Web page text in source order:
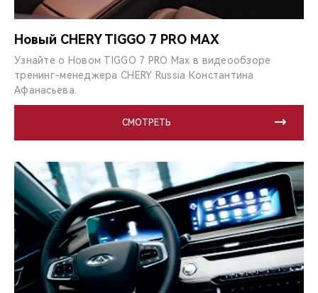
Новый CHERY TIGGO 7 PRO MAX
Узнайте о Новом TIGGO 7 PRO Max в видеообзоре
тренинг-менеджера CHERY Russia Константина
Афанасьева.
СМОТРЕТЬ